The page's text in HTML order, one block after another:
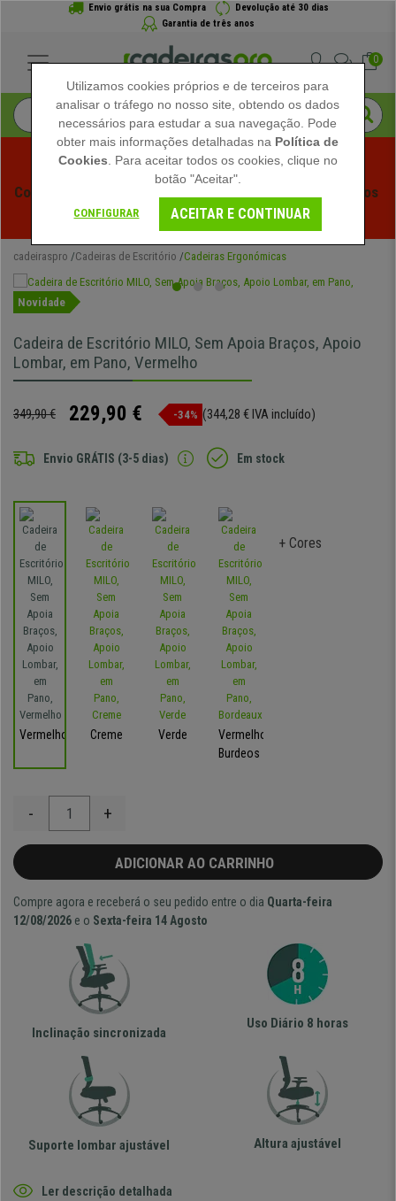
Envio grátis na sua Compra
Devolução até 30 dias
Garantia de três anos
0
Começam os Saldos de Verão em Cadeiraspro! Descontos
Exclusivos por Tempo Limitado - Ver Promoção
cadeiraspro Cadeiras de Escritório Cadeiras Ergonómicas
Novidade
Cadeira de Escritório MILO, Sem Apoia Braços, Apoio
Lombar, em Pano, Vermelho
349,90 € 229,90 € -34% (344,28 € IVA incluído)
Envio GRÁTIS (3-5 dias) Em stock
Vermelho Creme Verde
Vermelho-
Burdeos
+ Cores
- +
ADICIONAR AO CARRINHO
Compre agora e receberá o seu pedido entre o dia Quarta-feira
12/08/2026 e o Sexta-feira 14 Agosto
Inclinação sincronizada
Uso Diário 8 horas
Suporte lombar ajustável Altura ajustável
Ler descrição detalhada
Utilizamos cookies próprios e de terceiros para
analisar o tráfego no nosso site, obtendo os dados
necessários para estudar a sua navegação. Pode
obter mais informações detalhadas na Política de
Cookies . Para aceitar todos os cookies, clique no
botão "Aceitar".
CONFIGURAR ACEITAR E CONTINUAR